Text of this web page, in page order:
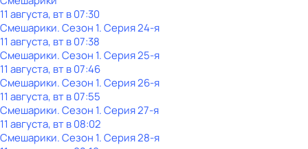
11 августа, вт в 07:30
Смешарики. Сезон 1. Серия 24-я
11 августа, вт в 07:38
Смешарики. Сезон 1. Серия 25-я
11 августа, вт в 07:46
Смешарики. Сезон 1. Серия 26-я
11 августа, вт в 07:55
Смешарики. Сезон 1. Серия 27-я
11 августа, вт в 08:02
Смешарики. Сезон 1. Серия 28-я